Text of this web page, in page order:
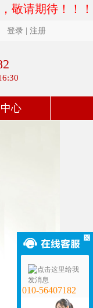
请期待！！！
登录 注册
心
010-56407182